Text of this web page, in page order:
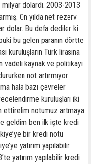
dolardı. 2003-2013
On yılda net rezerv
dolar. Bu defa dediler ki
bu gelen paranın dörtte
kuruluşların Türk lirasına
vadeli kaynak ve politikayı
not artırmıyor.
hala bazı çevreler
kuruluşları iki
ettirelim notumuz artmaya
geldim ben ilk işte kredi
bir kredi notu
yatırım yapılabilir
yatırım yapılabilir kredi